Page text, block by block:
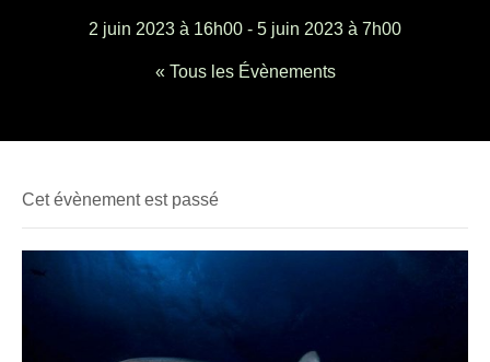
2 juin 2023 à 16h00 - 5 juin 2023 à 7h00
« Tous les Évènements
Cet évènement est passé